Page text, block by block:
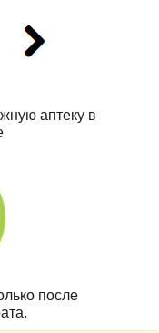
аптеку в
после